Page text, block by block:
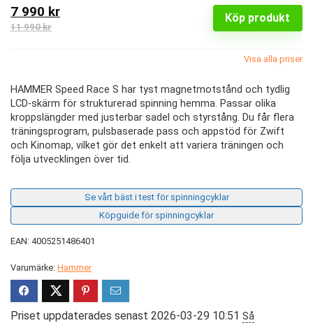
Köp produkt
7 990 kr
11 990 kr
Visa alla priser
HAMMER Speed Race S har tyst magnetmotstånd och tydlig
LCD-skärm för strukturerad spinning hemma. Passar olika
kroppslängder med justerbar sadel och styrstång. Du får flera
träningsprogram, pulsbaserade pass och appstöd för Zwift
och Kinomap, vilket gör det enkelt att variera träningen och
följa utvecklingen över tid.
Se vårt bäst i test för spinningcyklar
Köpguide för spinningcyklar
EAN: 4005251486401
Varumärke: Hammer
Priset uppdaterades senast 2026-03-29 10:51 Så